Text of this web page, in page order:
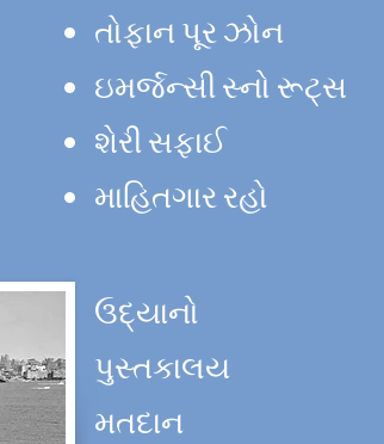
તોફાન પૂર ઝોન
ઇમર્જન્સી સ્નો રૂટ્સ
શેરી સફાઈ
માહિતગાર રહો
ઉદ્યાનો
પુસ્તકાલય
મતદાન